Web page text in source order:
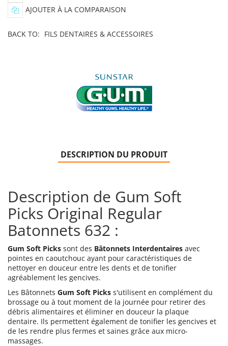
AJOUTER À LA COMPARAISON
BACK TO: FILS DENTAIRES & ACCESSOIRES
DESCRIPTION DU PRODUIT
Description de Gum Soft
Picks Original Regular
Batonnets 632 :
Gum Soft Picks sont des Bâtonnets Interdentaires avec
pointes en caoutchouc ayant pour caractéristiques de
nettoyer en douceur entre les dents et de tonifier
agréablement les gencives.
Les Bâtonnets Gum Soft Picks s'utilisent en complément du
brossage ou à tout moment de la journée pour retirer des
débris alimentaires et éliminer en douceur la plaque
dentaire. Ils permettent également de tonifier les gencives et
de les rendre plus fermes et saines grâce aux micro-
massages.